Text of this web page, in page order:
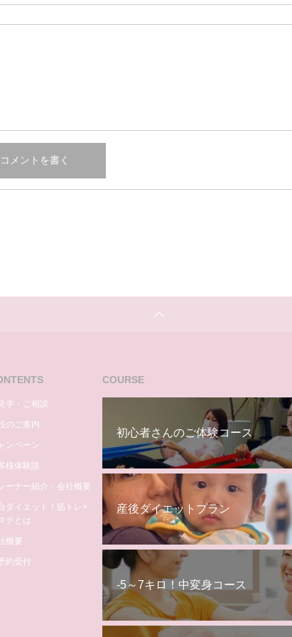
学・ご相談
のご案内
ンペーン
様体験談
ーナー紹介・会社概要
ダイエット！筋トレ×
テとは
概要
約受付
COURSE
初心者さんのご体験コース
産後ダイエットプラン
‐5～7キロ！中変身コース